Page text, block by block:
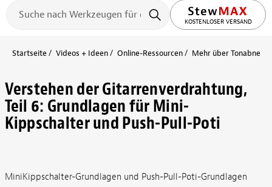
KOSTENLOSER VERSAND
Startseite Videos + Ideen Online-Ressourcen Mehr über
Verstehen der Gitarrenverdrahtung,
Teil 6: Grundlagen für Mini-
Kippschalter und Push-Pull-Poti
MiniKippschalter-Grundlagen und Push-Pull-Poti-Grundlagen